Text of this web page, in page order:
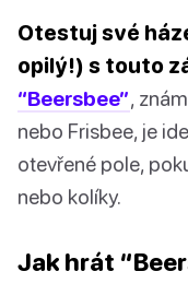
Otestuj své
opilý!) s touto
“Beersbee”,
nebo Frisbee, je
otevřené pole,
nebo kolíky.
Jak hrát